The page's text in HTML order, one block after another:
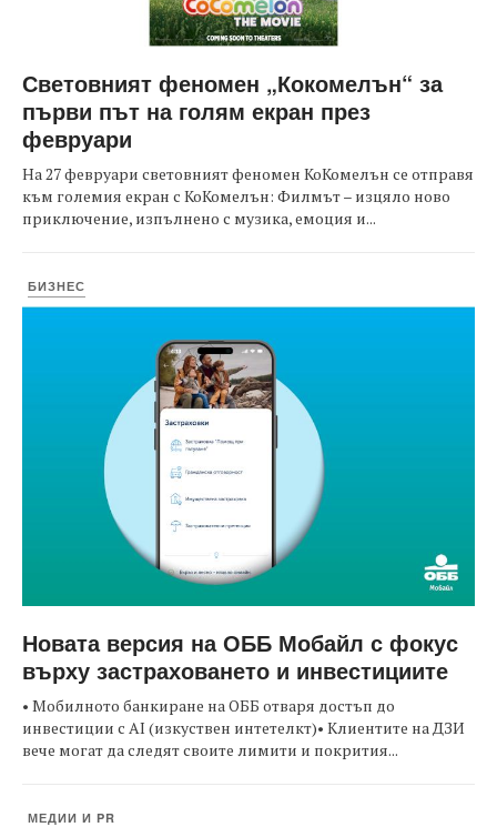
Световният феномен „Кокомелън“ за
първи път на голям екран през
февруари
На 27 февруари световният феномен КоКомелън се отправя
към големия екран с КоКомелън: Филмът – изцяло ново
приключение, изпълнено с музика, емоция и...
БИЗНЕС
Новата версия на ОББ Мобайл с фокус
върху застраховането и инвестициите
• Мобилното банкиране на ОББ отваря достъп до
инвестиции с AI (изкуствен интетелкт)• Клиентите на ДЗИ
вече могат да следят своите лимити и покрития...
МЕДИИ И PR